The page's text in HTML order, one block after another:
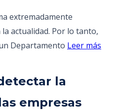
extremadamente
actualidad. Por lo tanto,
Departamento Leer más
la
empresas